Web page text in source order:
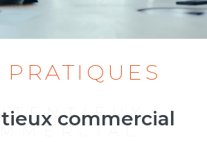
PRATIQUES
commercial